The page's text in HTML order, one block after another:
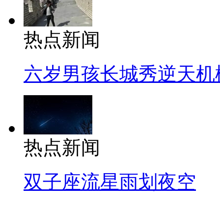
热点新闻
六岁男孩长城秀逆天机
热点新闻
双子座流星雨划夜空